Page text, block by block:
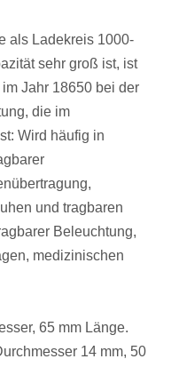
als Ladekreis 1000-
sehr groß ist, ist
Jahr 18650 bei der
die im
Wird häufig in
und tragbaren
Beleuchtung,
medizinischen
65 mm Länge.
14 mm, 50